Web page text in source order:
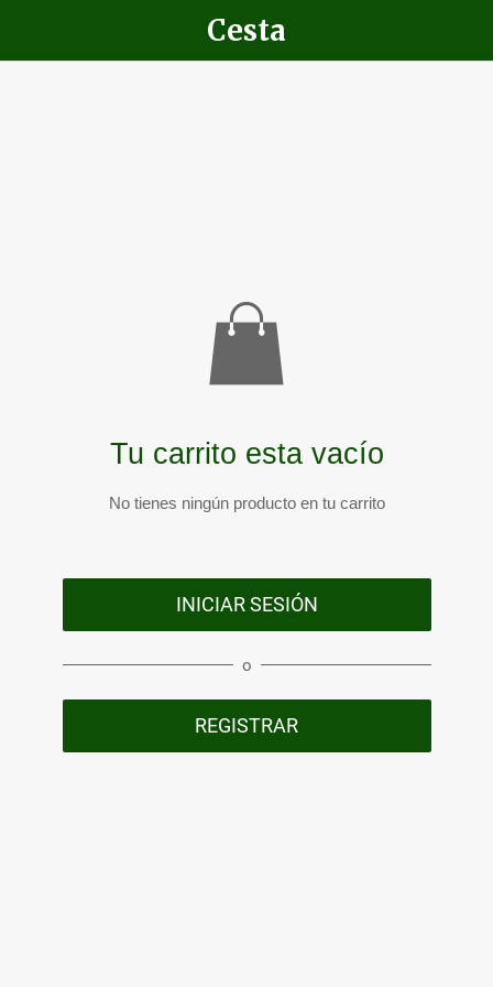
Cesta
Tu carrito esta vacío
No tienes ningún producto en tu carrito
INICIAR SESIÓN
o
REGISTRAR